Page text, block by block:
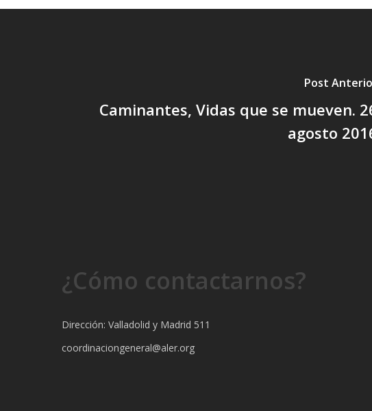
Post
Caminantes, Vidas que se mueven.
agosto
¿Cómo contactarnos?
Dirección: Valladolid y Madrid 511
coordinaciongeneral@aler.org